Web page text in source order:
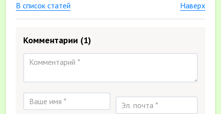
В список статей Наверх
Комментарии (1)